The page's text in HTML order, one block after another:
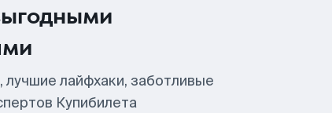
лайфхаки, заботливые
Купибилета